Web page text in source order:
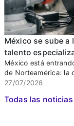
México se sube a
talento
México está
de Norteamérica: la
27/07/2026
Todas las noticias